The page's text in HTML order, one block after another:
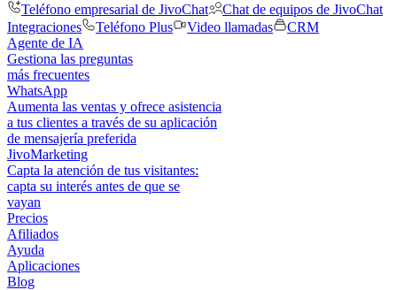
Teléfono empresarial de JivoChat
Chat de equipos de JivoChat
Integraciones
Teléfono Plus Video llamadas
CRM
Agente de IA
Gestiona las preguntas
más frecuentes
WhatsApp
Aumenta las ventas y ofrece asistencia
a tus clientes a través de su aplicación
de mensajería preferida
JivoMarketing
Capta la atención de tus visitantes:
capta su interés antes de que se
vayan
Precios
Afiliados
Ayuda
Aplicaciones
Blog